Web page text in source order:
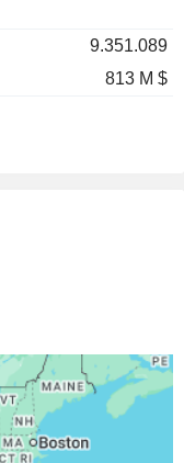
9.351.089
813 M $